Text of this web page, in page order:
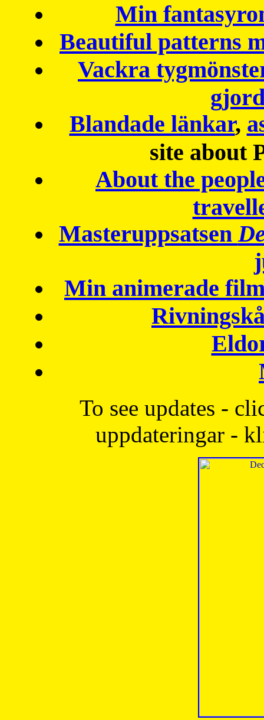
Min
Beautiful patterns
Vackra
Blandade länkar,
site about
About the
Masteruppsatsen
Min animerade
To see updates -
uppdateringar -